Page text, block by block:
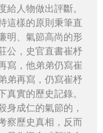
給人物做出評斷。
這樣的原則秉筆直
明、氣節高尚的形
公，史官直書崔杼
寫，他弟弟仍寫崔
弟再寫，仍寫崔杼
真實的歷史記錄。
身成仁的氣節的，
察歷史真相，反而